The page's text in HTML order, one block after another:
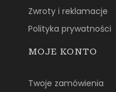
Zwroty i reklamacje
Polityka prywatności
MOJE KONTO
Twoje zamówienia